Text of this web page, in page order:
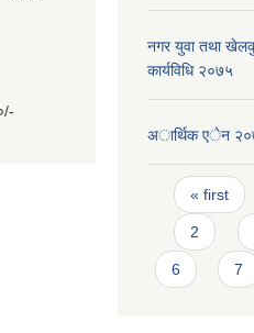
नगर युवा तथा
कार्यविधि २०७५
अार्थिक एेन
Pages
« first
2
6 7